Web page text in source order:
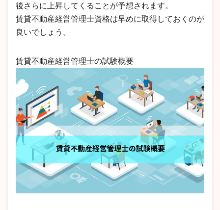
後さらに上昇してくることが予想されます。
賃貸不動産経営管理士資格は早めに取得しておくのが
良いでしょう。
賃貸不動産経営管理士の試験概要